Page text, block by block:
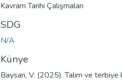
Kavram Tarihi Çalışmaları
SDG
N/A
Künye
Baysan, V. (2025). Talim ve terbiye